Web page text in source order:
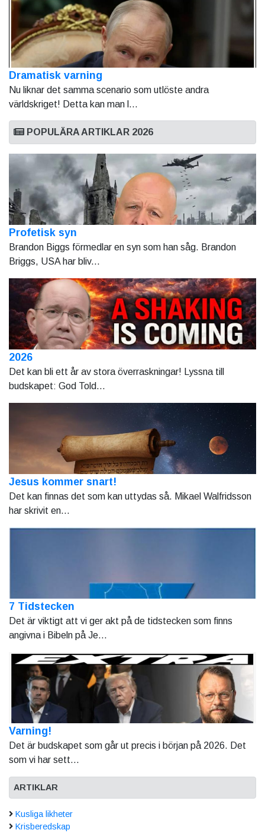
Dramatisk varning
Nu liknar det samma scenario som utlöste andra
världskriget! Detta kan man l...
POPULÄRA ARTIKLAR 2026
Profetisk syn
Brandon Biggs förmedlar en syn som han såg. Brandon
Briggs, USA har bliv...
2026
Det kan bli ett år av stora överraskningar! Lyssna till
budskapet: God Told...
Jesus kommer snart!
Det kan finnas det som kan uttydas så. Mikael Walfridsson
har skrivit en...
7 Tidstecken
Det är viktigt att vi ger akt på de tidstecken som finns
angivna i Bibeln på Je...
Varning!
Det är budskapet som går ut precis i början på 2026. Det
som vi har sett...
ARTIKLAR
Kusliga likheter
Krisberedskap